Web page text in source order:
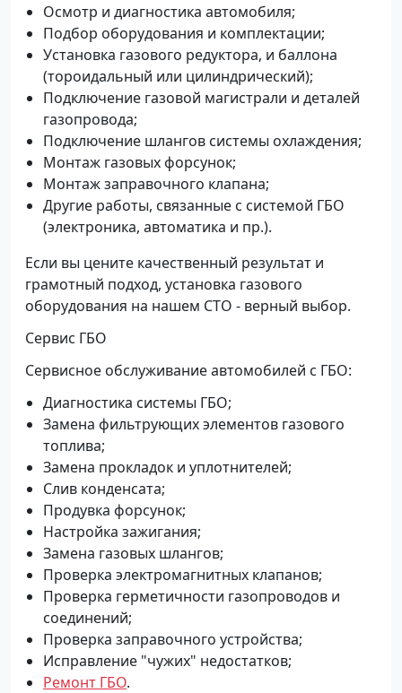
Осмотр и диагностика автомобиля;
Подбор оборудования и комплектации;
Установка газового редуктора, и баллона
(тороидальный или цилиндрический);
Подключение газовой магистрали и деталей
газопровода;
Подключение шлангов системы охлаждения;
Монтаж газовых форсунок;
Монтаж заправочного клапана;
Другие работы, связанные с системой ГБО
(электроника, автоматика и пр.).
Если вы цените качественный результат и
грамотный подход, установка газового
оборудования на нашем СТО - верный выбор.
Сервис ГБО
Сервисное обслуживание автомобилей с ГБО:
Диагностика системы ГБО;
Замена фильтрующих элементов газового
топлива;
Замена прокладок и уплотнителей;
Слив конденсата;
Продувка форсунок;
Настройка зажигания;
Замена газовых шлангов;
Проверка электромагнитных клапанов;
Проверка герметичности газопроводов и
соединений;
Проверка заправочного устройства;
Исправление "чужих" недостатков;
Ремонт ГБО.